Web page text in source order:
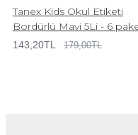
Tanex Kids Okul Etiketi
Bordürlü Mavi 5Li - 6
143,20TL 179,00TL